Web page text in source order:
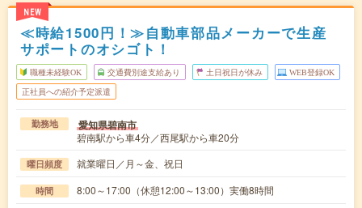
NEW
≪時給1500円！≫自動車部品メーカーで生産
サポートのオシゴト！
職種未経験OK 交通費別途支給あり 土日祝日が休み WEB登録OK
正社員への紹介予定派遣
勤務地 愛知県碧南市
碧南駅から車4分／西尾駅から車20分
曜日頻度 就業曜日／月～金、祝日
時間 8:00～17:00（休憩12:00～13:00）実働8時間